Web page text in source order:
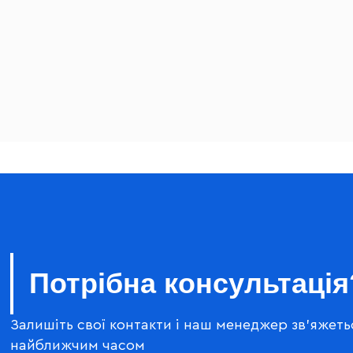
Потрібна
Залишіть свої контакти і наш менеджер
найближчим часом